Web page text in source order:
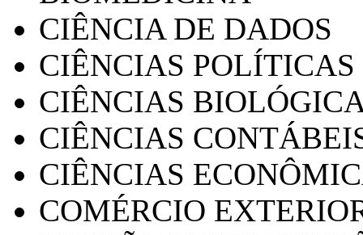
CIÊNCIA DE DADOS
CIÊNCIAS POLÍTICAS
CIÊNCIAS
CIÊNCIAS
CIÊNCIAS
COMÉRCIO